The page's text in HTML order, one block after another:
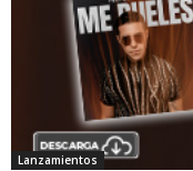
Lanzamientos